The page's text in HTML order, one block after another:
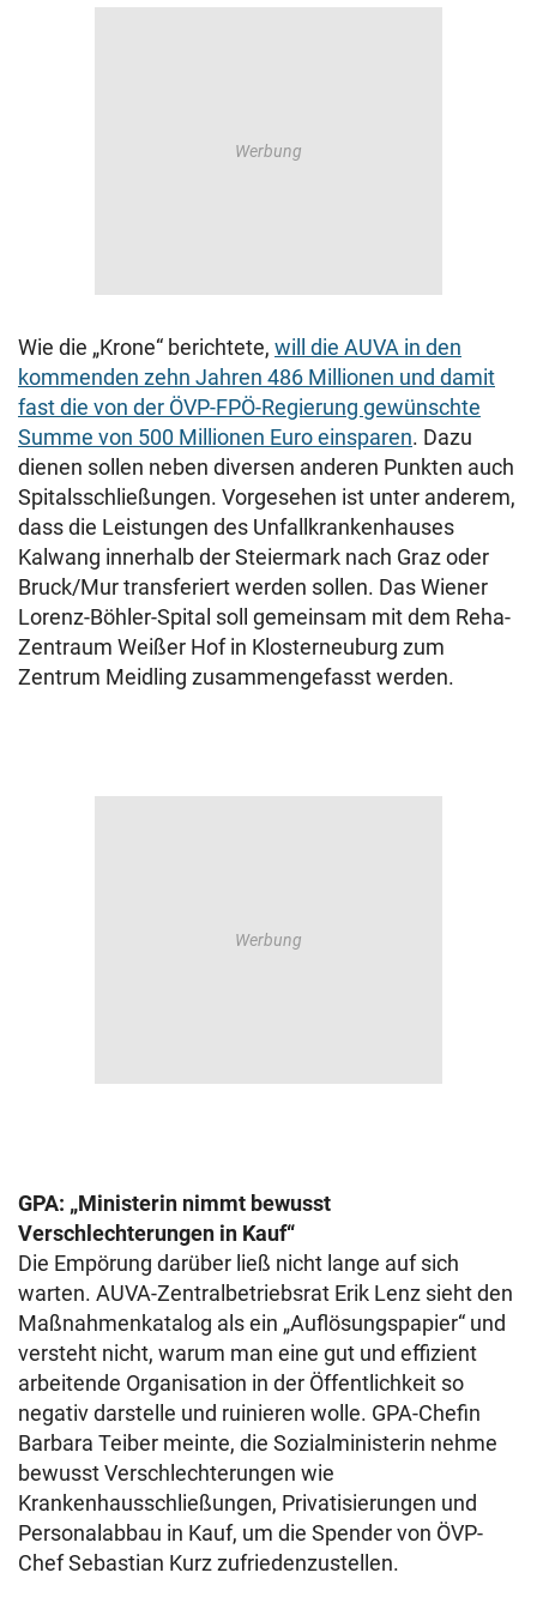
Wie die „Krone“ berichtete, will die AUVA in den
kommenden zehn Jahren 486 Millionen und damit
fast die von der ÖVP-FPÖ-Regierung gewünschte
Summe von 500 Millionen Euro einsparen. Dazu
dienen sollen neben diversen anderen Punkten auch
Spitalsschließungen. Vorgesehen ist unter anderem,
dass die Leistungen des Unfallkrankenhauses
Kalwang innerhalb der Steiermark nach Graz oder
Bruck/Mur transferiert werden sollen. Das Wiener
Lorenz-Böhler-Spital soll gemeinsam mit dem Reha-
Zentraum Weißer Hof in Klosterneuburg zum
Zentrum Meidling zusammengefasst werden.
GPA: „Ministerin nimmt bewusst
Verschlechterungen in Kauf“
Die Empörung darüber ließ nicht lange auf sich
warten. AUVA-Zentralbetriebsrat Erik Lenz sieht den
Maßnahmenkatalog als ein „Auflösungspapier“ und
versteht nicht, warum man eine gut und effizient
arbeitende Organisation in der Öffentlichkeit so
negativ darstelle und ruinieren wolle. GPA-Chefin
Barbara Teiber meinte, die Sozialministerin nehme
bewusst Verschlechterungen wie
Krankenhausschließungen, Privatisierungen und
Personalabbau in Kauf, um die Spender von ÖVP-
Chef Sebastian Kurz zufriedenzustellen.